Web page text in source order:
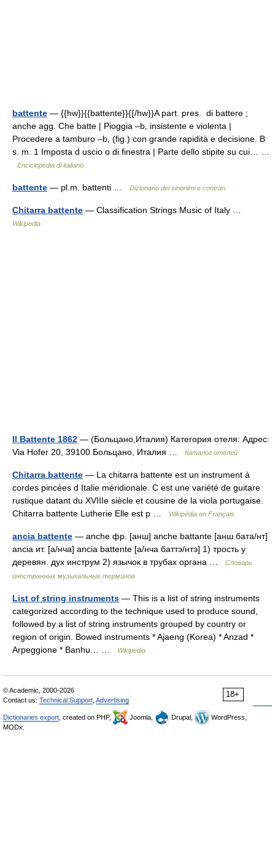
battente — {{hw}}{{battente}}{{/hw}}A part. pres. di battere ;
anche agg. Che batte | Pioggia –b, insistente e violenta |
Procedere a tamburo –b, (fig.) con grande rapidità e decisione. B
s. m. 1 Imposta d uscio o di finestra | Parte dello stipite su cui… …
Enciclopedia di italiano
battente — pl.m. battenti … Dizionario dei sinonimi e contrari
Chitarra battente — Classification Strings Music of Italy …
Wikipedia
Il Battente 1862 — (Больцано,Италия) Категория отеля: Адрес:
Via Hofer 20, 39100 Больцано, Италия …
Каталог отелей
Chitarra battente — La chitarra battente est un instrument à
cordes pincées d Italie méridionale. C est une variété de guitare
rustique datant du XVIIIe siècle et cousine de la viola portugaise.
Chitarra battente Lutherie Elle est p …
Wikipédia en Français
ancia battente — anche фр. [анш] anche battante [анш бата/нт]
ancia ит. [а/нча] ancia battente [а/нча баттэ/нтэ] 1) трость у
деревян. дух инструм 2) язычок в трубах органа …
Словарь
иностранных музыкальных терминов
List of string instruments — This is a list of string instruments
categorized according to the technique used to produce sound,
followed by a list of string instruments grouped by country or
region of origin. Bowed instruments * Ajaeng (Korea) * Anzad *
Arpeggione * Banhu… …
Wikipedia
18+
© Academic, 2000-2026
Contact us: Technical Support Advertising
Dictionaries export , created on PHP, Joomla, Drupal,
WordPress,
MODx.